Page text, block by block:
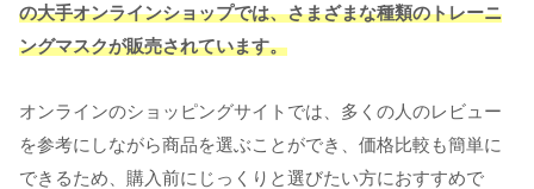
の大手オンラインショップでは、さまざまな種類のトレーニ
ングマスクが販売されています。
オンラインのショッピングサイトでは、多くの人のレビュー
を参考にしながら商品を選ぶことができ、価格比較も簡単に
できるため、購入前にじっくりと選びたい方におすすめで